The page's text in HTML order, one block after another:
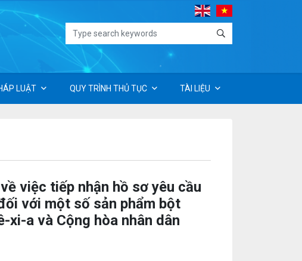
LUẬT QUY TRÌNH THỦ TỤC TÀI LIỆU
việc tiếp nhận hồ sơ yêu cầu
với một số sản phẩm bột
a và Cộng hòa nhân dân